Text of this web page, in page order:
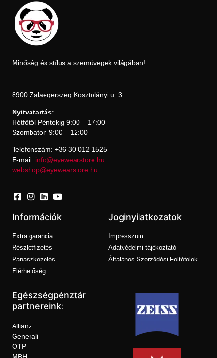
Minőség és stílus a szemüvegek világában!
8900 Zalaegerszeg Kosztolányi u. 3.
Nyitvatartás:
Hétfőtől Péntekig 9:00 – 17:00
Szombaton 9:00 – 12:00
Telefonszám: +36 30 012 1525
E-mail: info@eyewearstore.hu
webshop@eyewearstore.hu
Információk
Extra garancia
Részletfizetés
Panaszkezelés
Elérhetőség
Joginyilatkozatok
Impresszum
Adatvédelmi tájékoztató
Általános Szerződési Feltételek
Egészségpénztár
partnereink:
Allianz
Generali
OTP
MBH